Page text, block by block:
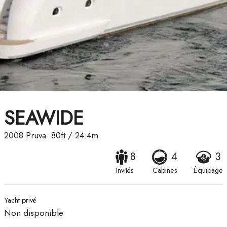
SEAWIDE
2008 Pruva 80ft/ 24.4m
8
Invités
4
Cabines
3
Équipage
Yacht privé
Non disponible